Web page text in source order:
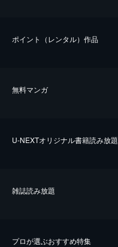
ポイント（レンタル）作品
無料マンガ
U-NEXTオリジナル書籍読み放題
雑誌読み放題
プロが選ぶおすすめ特集